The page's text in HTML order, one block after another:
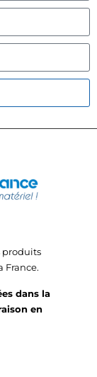
produits
France.
dans la
en